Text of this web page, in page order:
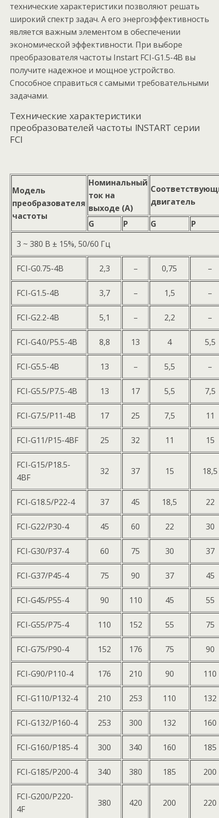
технические характеристики позволяют решать
широкий спектр задач. А его энергоэффективность
является важным элементом в обеспечении
экономической эффективности. При выборе
преобразователя частоты Instart FCI-G1.5-4B вы
получите надежное и мощное устройство.
Способное справиться с самыми требовательными
задачами.
Технические характеристики
преобразователей частоты INSTART серии
FCI
Модель
преобразователя
частоты
Номинальный
ток на
выходе (А)
двигатель
G P G
P
3 ~ 380 В ± 15%, 50/60 Гц
FCI-G0.75-4B 2,3 – 0,75 –
FCI-G1.5-4B 3,7 – 1,5 –
FCI-G2.2-4B 5,1 – 2,2 –
FCI-G4.0/P5.5-4B 8,8 13 4 5,5
FCI-G5.5-4B 13 – 5,5 –
FCI-G5.5/P7.5-4B 13 17 5,5 7,5
FCI-G7.5/P11-4B 17 25 7,5 11
FCI-G11/P15-4BF 25 32 11 15
FCI-G15/P18.5-
4BF
32 37 15 18,5
FCI-G18.5/P22-4 37 45 18,5 22
FCI-G22/P30-4 45 60 22 30
FCI-G30/P37-4 60 75 30 37
FCI-G37/P45-4 75 90 37 45
FCI-G45/P55-4 90 110 45 55
FCI-G55/P75-4 110 152 55 75
FCI-G75/P90-4 152 176 75 90
FCI-G90/P110-4 176 210 90 110
FCI-G110/P132-4 210 253 110 132
FCI-G132/P160-4 253 300 132 160
FCI-G160/P185-4 300 340 160 185
FCI-G185/P200-4 340 380 185 200
FCI-G200/P220-
4F
380 420 200 220